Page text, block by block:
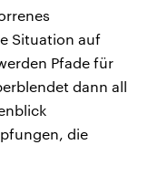
Situation auf
Pfade für
dann all
die